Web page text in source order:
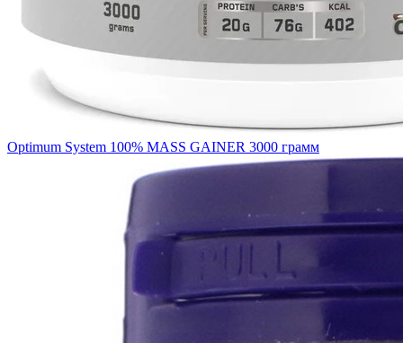
Optimum System 100% MASS GAINER 3000 грамм